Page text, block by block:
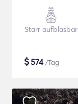
Starr aufblasbar
$574/Tag